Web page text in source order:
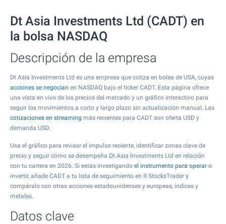
Dt Asia Investments Ltd (CADT) en
la bolsa NASDAQ
Descripción de la empresa
Dt Asia Investments Ltd es una empresa que cotiza en bolsa de USA, cuyas
acciones se negocian en NASDAQ bajo el ticker CADT. Esta página ofrece
una vista en vivo de los precios del mercado y un gráfico interactivo para
seguir los movimientos a corto y largo plazo sin actualización manual. Las
cotizaciones en streaming más recientes para CADT son oferta USD y
demanda USD.
Usa el gráfico para revisar el impulso reciente, identificar zonas clave de
precio y seguir cómo se desempeña Dt Asia Investments Ltd en relación
con tu cartera en 2026. Si estás investigando el instrumento para operar o
invertir, añade CADT a tu lista de seguimiento en R StocksTrader y
compáralo con otras acciones estadounidenses y europeas, índices y
metales.
Datos clave